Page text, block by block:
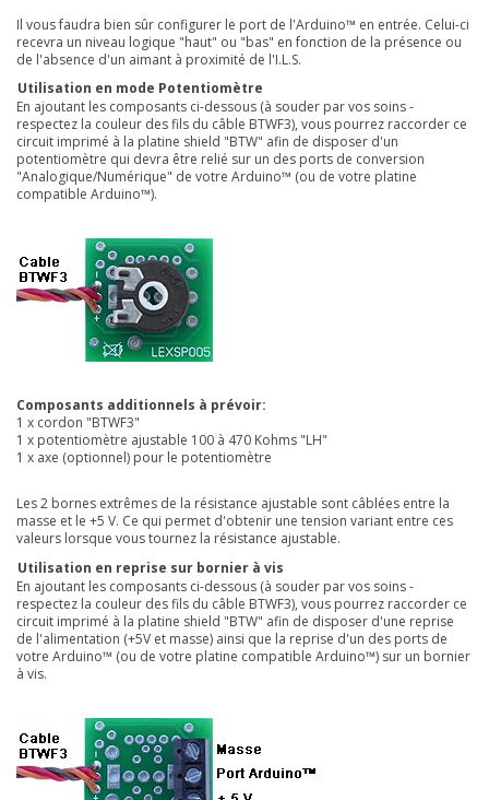
Il vous faudra bien sûr configurer le port de l'Arduino™ en entrée. Celui-ci
recevra un niveau logique "haut" ou "bas" en fonction de la présence ou
de l'absence d'un aimant à proximité de l'I.L.S.
Utilisation en mode Potentiomètre
En ajoutant les composants ci-dessous (à souder par vos soins -
respectez la couleur des fils du câble BTWF3), vous pourrez raccorder ce
circuit imprimé à la platine shield "BTW" afin de disposer d'un
potentiomètre qui devra être relié sur un des ports de conversion
"Analogique/Numérique" de votre Arduino™ (ou de votre platine
compatible Arduino™).
Composants additionnels à prévoir:
1 x cordon "BTWF3"
1 x potentiomètre ajustable 100 à 470 Kohms "LH"
1 x axe (optionnel) pour le potentiomètre
Les 2 bornes extrêmes de la résistance ajustable sont câblées entre la
masse et le +5 V. Ce qui permet d'obtenir une tension variant entre ces
valeurs lorsque vous tournez la résistance ajustable.
Utilisation en reprise sur bornier à vis
En ajoutant les composants ci-dessous (à souder par vos soins -
respectez la couleur des fils du câble BTWF3), vous pourrez raccorder ce
circuit imprimé à la platine shield "BTW" afin de disposer d'une reprise
de l'alimentation (+5V et masse) ainsi que la reprise d'un des ports de
votre Arduino™ (ou de votre platine compatible Arduino™) sur un bornier
à vis.